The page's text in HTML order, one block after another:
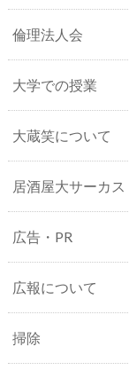
倫理法人会
大学での授業
大蔵笑について
居酒屋大サーカス
広告・PR
広報について
掃除